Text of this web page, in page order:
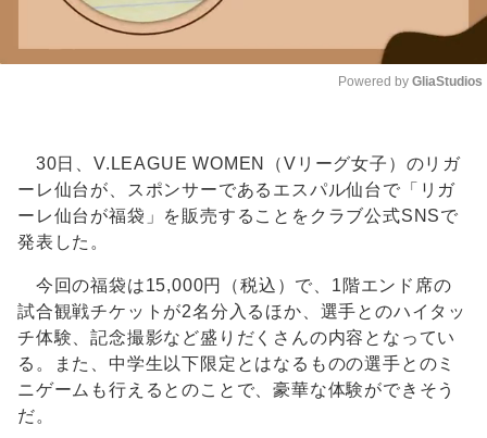
Powered by GliaStudios
30日、V.LEAGUE WOMEN（Vリーグ女子）のリガ
ーレ仙台が、スポンサーであるエスパル仙台で「リガ
ーレ仙台が福袋」を販売することをクラブ公式SNSで
発表した。
今回の福袋は15,000円（税込）で、1階エンド席の
試合観戦チケットが2名分入るほか、選手とのハイタッ
チ体験、記念撮影など盛りだくさんの内容となってい
る。また、中学生以下限定とはなるものの選手とのミ
ニゲームも行えるとのことで、豪華な体験ができそう
だ。